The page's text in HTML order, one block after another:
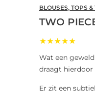
BLOUSES, TOPS
TWO
★★★★★
Wat een
draagt hierdoor
Er zit een